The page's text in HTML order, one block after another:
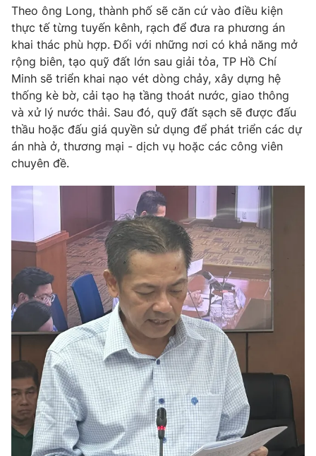
Sản phẩm
Thị trường
Tư vấn
Lịch phát sóng
Chuyên mục khác
Emagazine Podcast
Photo Infographic
Shorts video
VTV Money VTV Thể thao
VTV Sức khoẻ Bất động sản
Thị trường 24h Tấm lòng Việt
VTV4 Vươn mình bằng AI
VTV9 VTV8
Liên hệ tòa soạn English
Theo ông Long, thành phố sẽ căn cứ vào điều kiện
thực tế từng tuyến kênh, rạch để đưa ra phương án
khai thác phù hợp. Đối với những nơi có khả năng mở
rộng biên, tạo quỹ đất lớn sau giải tỏa, TP Hồ Chí
Minh sẽ triển khai nạo vét dòng chảy, xây dựng hệ
thống kè bờ, cải tạo hạ tầng thoát nước, giao thông
và xử lý nước thải. Sau đó, quỹ đất sạch sẽ được đấu
thầu hoặc đấu giá quyền sử dụng để phát triển các dự
án nhà ở, thương mại - dịch vụ hoặc các công viên
chuyên đề.